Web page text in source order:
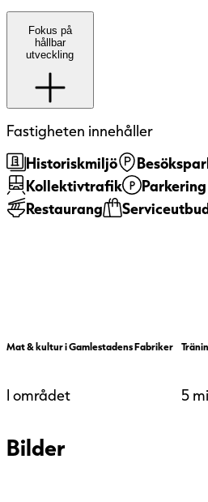
Fokus på
hållbar
utveckling
något av de
Idag är drygt 80
Fastigheten innehåller
Historiskmiljö
Kollektivtrafik
Restaurang
Mat & kultur i Gamlestadens Fabriker
I området 5
Bilder